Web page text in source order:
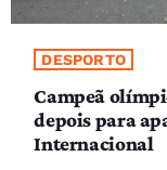
DESPORTO
Campeã
depois para
Internacional